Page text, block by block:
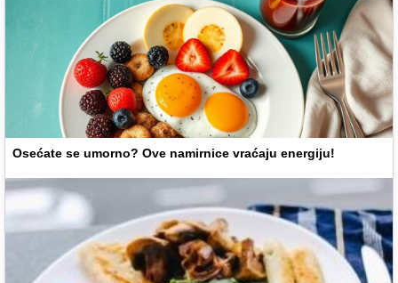
Osećate se umorno? Ove namirnice vraćaju energiju!